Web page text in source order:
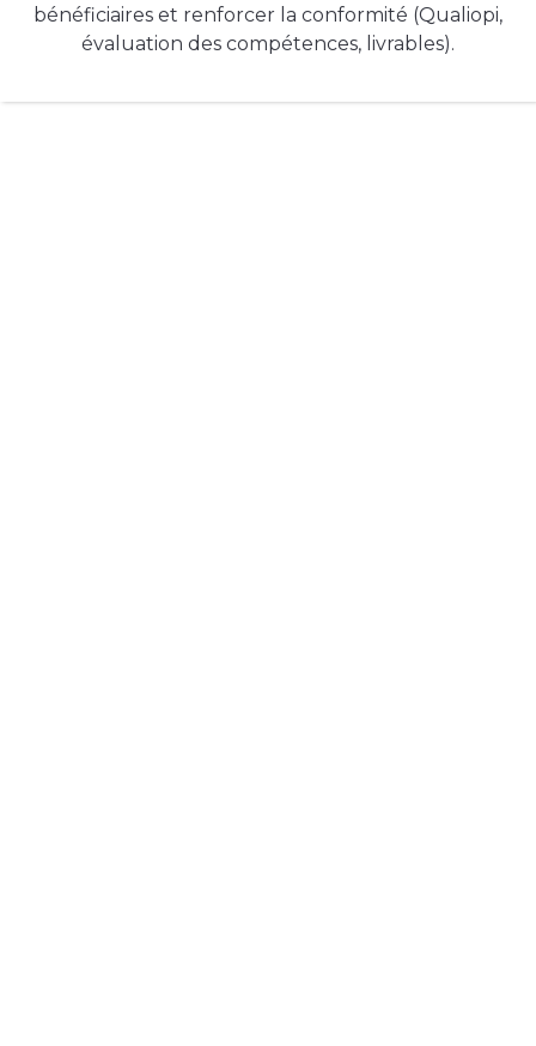
bénéficiaires et renforcer la conformité (Qualiopi,
évaluation des compétences, livrables).